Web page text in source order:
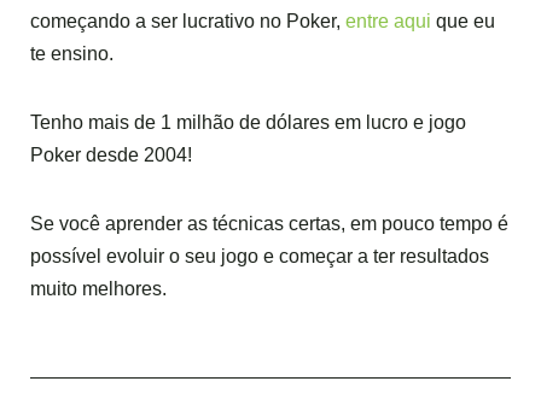
começando a ser lucrativo no Poker, entre aqui que eu
te ensino.
Tenho mais de 1 milhão de dólares em lucro e jogo
Poker desde 2004!
Se você aprender as técnicas certas, em pouco tempo é
possível evoluir o seu jogo e começar a ter resultados
muito melhores.